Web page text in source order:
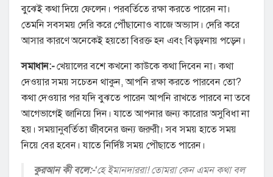
বুঝেই কথা দিয়ে ফেলেন। পরবর্তিতে রক্ষা করতে পারেন না।
তেমনি সবসময় দেরি করে পৌঁছানোও বাজে অভ্যাস। দেরি করে
আসার কারণে অনেকেই হয়তো বিরক্ত হন এবং বিড়ম্বনায় পড়েন।
সমাধান:-খেয়ালের বশে কখনো কাউকে কথা দিবেন না। কথা
দেওয়ার সময় সচেতন থাকুন, আপনি রক্ষা করতে পারবেন তো?
কথা দেওয়ার পর যদি বুঝতে পারেন আপনি রাখতে পারবে না তবে
আগেভাগেই জানিয়ে দিন। যাতে আপনার জন্য কারোর অসুবিধা না
হয়। সময়ানুবর্তিতা জীবনের জন্য জরুরী। সব সময় হাতে সময়
নিয়ে বের হবেন। যাতে নির্দিষ্ট সময় পৌছাতে পারেন।
কুরআন কী বলে:-‘হে ইমানদাররা! তোমরা কেন এমন কথা বল